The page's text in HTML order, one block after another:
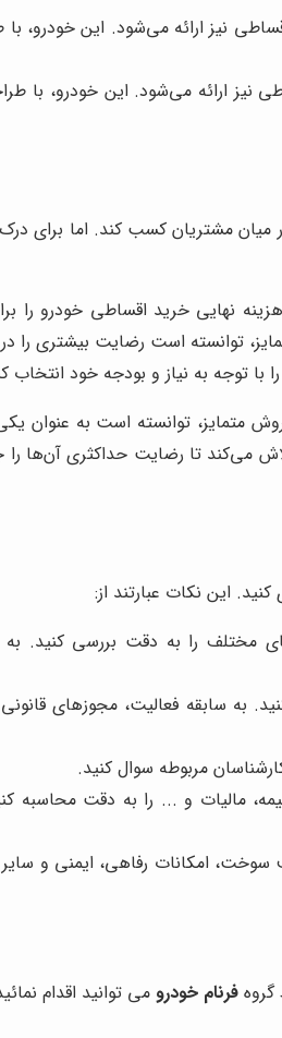
نیز ارائه می‌شود. این خودرو، با
ارائه می‌شود. این خودرو، با
میان مشتریان کسب کند. اما برای
نهایی خرید اقساطی خودرو
توانسته است رضایت بیشتری را
توجه به نیاز و بودجه خود انتخاب
متمایز، توانسته است به عنوان
می‌کند تا رضایت حداکثری
این نکات عبارتند از:
را به دقت بررسی کنید. به
به سابقه فعالیت، مجوزهای
مربوطه سوال کنید.
مالیات و ... را به دقت محاسبه
امکانات رفاهی، ایمنی و
فرنام خودرومی توانید اقدام